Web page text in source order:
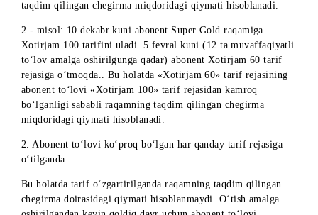
hujjatning asl nusxasi bilan birga «UMS» MChJ shaxsiy
tegishli ariza bilan murojaat qilgan holda yoki call-markazga
qo‘ng‘iroq qilib tarif rejasini o‘zgartirish imkoniyatiga ega.
1. Aksiyada ishtirok etuvchi yoki ishtirok etmayotgan,
to‘lovi kamroq bo‘lgan tarif rejasiga (har oylik yoki yillik
abonent to‘lovli) o‘tilganda.
abonent raqamning taqdim qilingan chegirma doirasidagi
qiymatini to‘lashi zarur.
Tarifni o‘zgartirish uchun abonent balansida raqamning
qilingan chegirma miqdoridagi qiymati + o‘tish amalga